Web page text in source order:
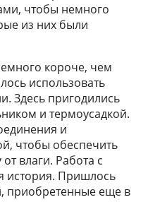
чтобы немного
из них были
короче, чем
использовать
Здесь пригодились
и термоусадкой.
и
чтобы обеспечить
влаги. Работа с
история. Пришлось
приобретенные еще в